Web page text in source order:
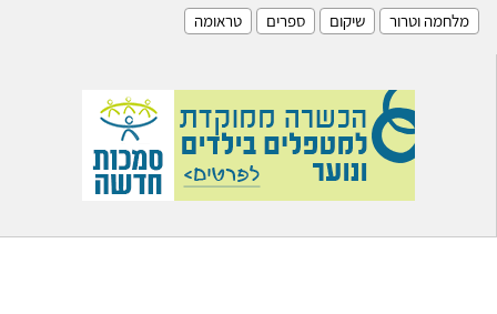
מלחמה וטרור שיקום ספרים טראומה